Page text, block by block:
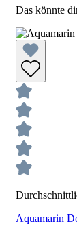
Das könnte
Aquamarin